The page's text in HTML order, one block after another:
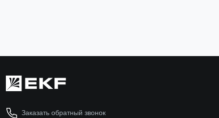
Заказать обратный звонок